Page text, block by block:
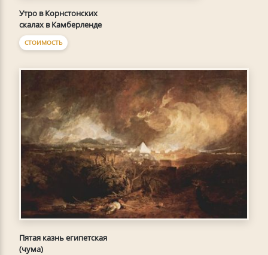
Утро в Корнстонских
скалах в Камберленде
СТОИМОСТЬ
Пятая казнь египетская
(чума)